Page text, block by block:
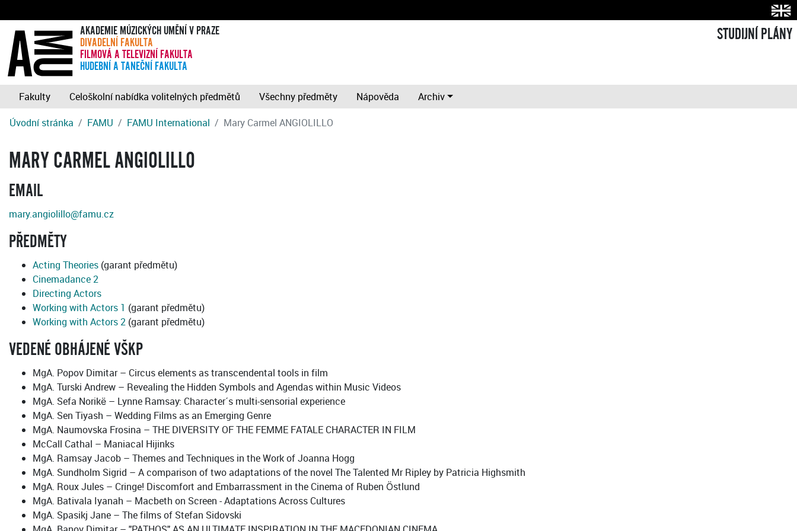
AKADEMIE MÚZICKÝCH UMĚNÍ V PRAZE
DIVADELNÍ FAKULTA
FILMOVÁ A TELEVIZNÍ FAKULTA
HUDEBNÍ A TANEČNÍ FAKULTA
STUDIJNÍ PLÁNY
Fakulty Celoškolní nabídka volitelných předmětů Všechny předměty Nápověda
Archiv
Úvodní stránka
FAMU FAMU International Mary Carmel ANGIOLILLO
MARY CARMEL ANGIOLILLO
EMAIL
mary.angiolillo@famu.cz
PŘEDMĚTY
Acting Theories (garant předmětu)
Cinemadance 2
Directing Actors
Working with Actors 1 (garant předmětu)
Working with Actors 2 (garant předmětu)
VEDENÉ OBHÁJENÉ VŠKP
MgA. Popov Dimitar – Circus elements as transcendental tools in film
MgA. Turski Andrew – Revealing the Hidden Symbols and Agendas within Music Videos
MgA. Sefa Norikë – Lynne Ramsay: Character´s multi-sensorial experience
MgA. Sen Tiyash – Wedding Films as an Emerging Genre
MgA. Naumovska Frosina – THE DIVERSITY OF THE FEMME FATALE CHARACTER IN FILM
McCall Cathal – Maniacal Hijinks
MgA. Ramsay Jacob – Themes and Techniques in the Work of Joanna Hogg
MgA. Sundholm Sigrid – A comparison of two adaptations of the novel The Talented Mr Ripley by Patricia Highsmith
MgA. Roux Jules – Cringe! Discomfort and Embarrassment in the Cinema of Ruben Östlund
MgA. Bativala Iyanah – Macbeth on Screen - Adaptations Across Cultures
MgA. Spasikj Jane – The films of Stefan Sidovski